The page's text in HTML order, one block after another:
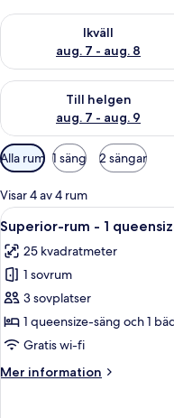
Ikväll
aug. 7 - aug. 8
Kontrollera
Till helgen
aug. 7 - aug. 9
Kontrollera
Tillgängliga
filter
för
rum
Alla rum 1 säng 2 sängar
Visar 4 av 4 rum
Öppna
alla
foton
för
Superior-
rum
-
queensize-
10
Superior-rum - 1
25 kvadratmeter
1 sovrum
3 sovplatser
1 queensize-säng och 1
Gratis wi-fi
Mer information
Mer